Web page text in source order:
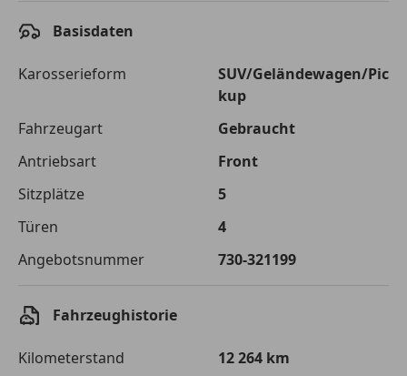
120 Monate
Kreditbetrag
€ 50 000,-
Gesamtbetrag
Einberechnete Gebühren
€ 0,-
Effektivzinsatz
Sollzinssatz
Monatliche Rate € 587,01
Basisdaten
Karosserieform
SUV/Geländewagen/Pic
kup
Fahrzeugart
Gebraucht
Antriebsart
Front
Sitzplätze
5
Türen
4
Angebotsnummer
730-321199
Fahrzeughistorie
Kilometerstand
12 264 km